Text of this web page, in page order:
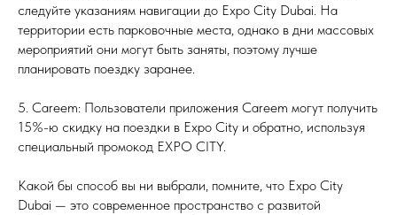
следуйте указаниям навигации до Expo City Dubai. На
территории есть парковочные места, однако в дни массовых
мероприятий они могут быть заняты, поэтому лучше
планировать поездку заранее.
5. Careem: Пользователи приложения Careem могут получить
15%-ю скидку на поездки в Expo City и обратно, используя
специальный промокод EXPO CITY.
Какой бы способ вы ни выбрали, помните, что Expo City
Dubai — это современное пространство с развитой